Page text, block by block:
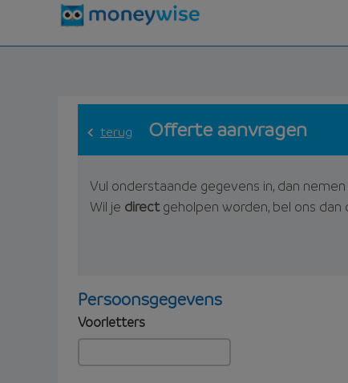
terug Offerte aanvragen
Vul onderstaande gegevens in, dan
Wil je directgeholpen worden, bel ons dan
Persoonsgegevens
Voorletters